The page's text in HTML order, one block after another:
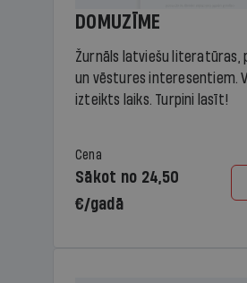
DOMUZĪME
Žurnāls latviešu literatūras,
un vēstures interesentiem.
izteikts laiks. Turpini lasīt!
Cena
Sākot no 24,50
€/gadā